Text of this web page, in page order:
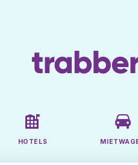
HOTELS